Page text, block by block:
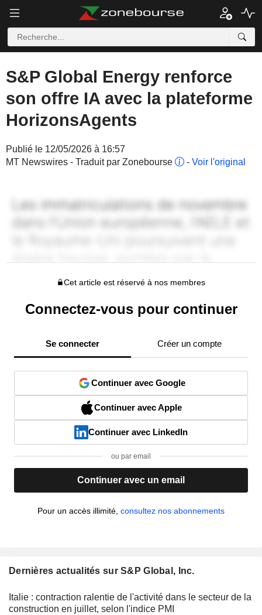
S&P Global Energy renforce
son offre IA avec la plateforme
HorizonsAgents
Publié le 12/05/2026 à 16:57
MT Newswires - Traduit par Zonebourse
- Voir l'original
Cet article est réservé à nos membres
Connectez-vous pour continuer
Se connecter Créer un compte
Continuer avec Google
Continuer avec Apple
Continuer avec LinkedIn
ou par email
Continuer avec un email
Pour un accès illimité, consultez nos abonnements
Dernières actualités sur S&P Global, Inc.
Italie : contraction ralentie de l'activité dans le secteur de la
construction en juillet, selon l'indice PMI